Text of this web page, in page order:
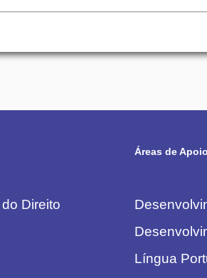
Direito
Áreas de Apoio
Língua